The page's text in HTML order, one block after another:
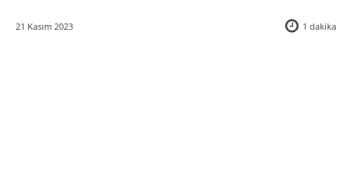
21 Kasım 2023 1 dakika